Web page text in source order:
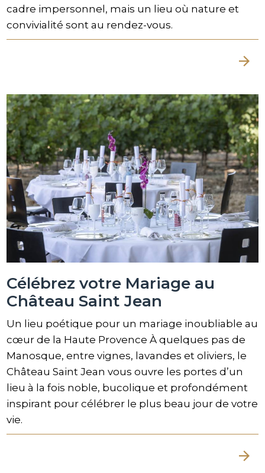
cadre impersonnel, mais un lieu où nature et
convivialité sont au rendez-vous.
Célébrez votre Mariage au
Château Saint Jean
Un lieu poétique pour un mariage inoubliable au
cœur de la Haute Provence À quelques pas de
Manosque, entre vignes, lavandes et oliviers, le
Château Saint Jean vous ouvre les portes d’un
lieu à la fois noble, bucolique et profondément
inspirant pour célébrer le plus beau jour de votre
vie.